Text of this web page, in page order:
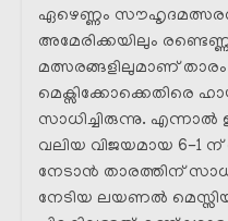
ഏഴെണ്ണം
അമേരിക്കയിലും
മത്സരങ്ങളിലുമാണ്
മെക്സിക്കോക്കെതിരെ
സാധിച്ചിരുന്നു. എന്നാൽ
വലിയ വിജയമായ 6-1 ന്
നേടാൻ താരത്തിന്
നേടിയ ലയണൽ